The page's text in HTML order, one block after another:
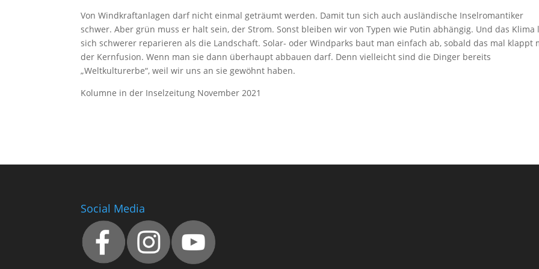
Von Windkraftanlagen darf nicht einmal geträumt werden. Damit tun sich auch ausländische Inselromantiker
schwer. Aber grün muss er halt sein, der Strom. Sonst bleiben wir von Typen wie Putin abhängig. Und das Klima
sich schwerer reparieren als die Landschaft. Solar- oder Windparks baut man einfach ab, sobald das mal klappt
der Kernfusion. Wenn man sie dann überhaupt abbauen darf. Denn vielleicht sind die Dinger bereits
„Weltkulturerbe“, weil wir uns an sie gewöhnt haben.
Kolumne in der Inselzeitung November 2021
Social Media